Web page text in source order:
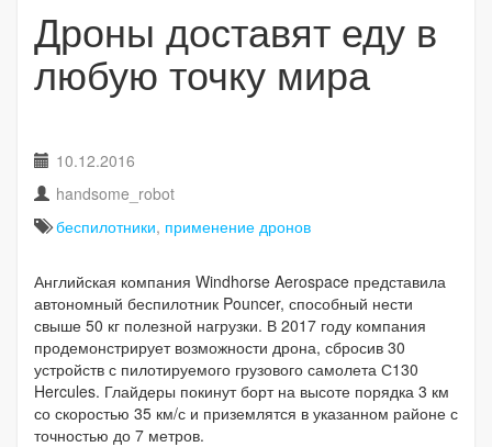
Дроны доставят еду в
любую точку мира
10.12.2016
handsome_robot
беспилотники, применение дронов
Английская компания Windhorse Aerospace представила
автономный беспилотник Pouncer, способный нести
свыше 50 кг полезной нагрузки. В 2017 году компания
продемонстрирует возможности дрона, сбросив 30
устройств с пилотируемого грузового самолета С130
Hercules. Глайдеры покинут борт на высоте порядка 3 км
со скоростью 35 км/с и приземлятся в указанном районе с
точностью до 7 метров.